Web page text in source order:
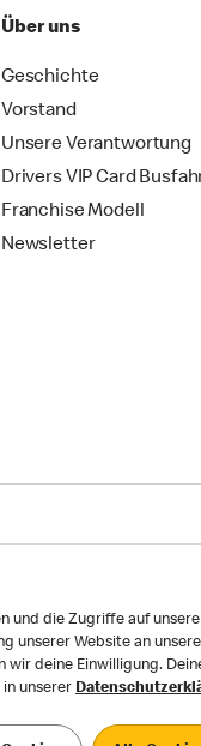
Über uns
Geschichte
Vorstand
Unsere Verantwortung
Drivers VIP Card
Franchise Modell
Newsletter
Reports on
Einstellungen
und die Zugriffe auf
unserer Website an
wir deine Einwilligung.
unserer